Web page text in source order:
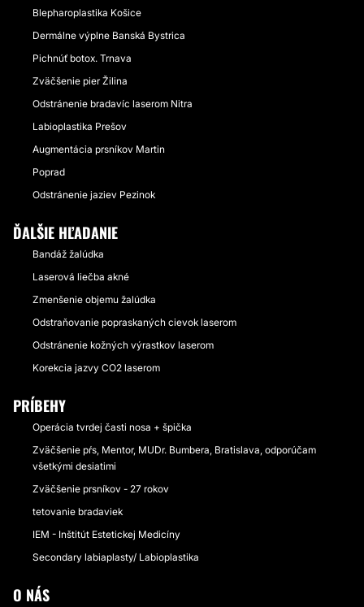
Blepharoplastika Košice
Dermálne výplne Banská Bystrica
Pichnúť botox. Trnava
Zväčšenie pier Žilina
Odstránenie bradavíc laserom Nitra
Labioplastika Prešov
Augmentácia prsníkov Martin
Poprad
Odstránenie jaziev Pezinok
ĎALŠIE HĽADANIE
Bandáž žalúdka
Laserová liečba akné
Zmenšenie objemu žalúdka
Odstraňovanie popraskaných cievok laserom
Odstránenie kožných výrastkov laserom
Korekcia jazvy CO2 laserom
PRÍBEHY
Operácia tvrdej časti nosa + špička
Zväčšenie pŕs, Mentor, MUDr. Bumbera, Bratislava, odporúčam
všetkými desiatimi
Zväčšenie prsníkov - 27 rokov
tetovanie bradaviek
IEM - Inštitút Estetickej Medicíny
Secondary labiaplasty/ Labioplastika
O NÁS